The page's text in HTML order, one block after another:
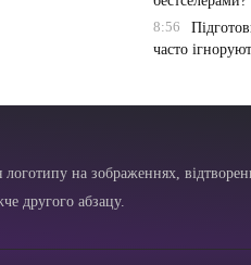
8:56
часто
на зображеннях,
другого абзацу.